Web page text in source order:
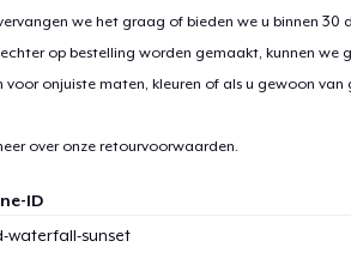
we het graag of bieden we u binnen
op bestelling worden gemaakt, kunnen we
voor onjuiste maten, kleuren of als u gewoon
over onze retourvoorwaarden.
ID
waterfall-sunset
1